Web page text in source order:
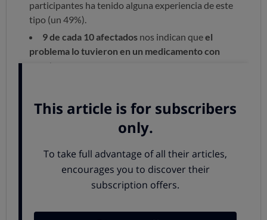
participantes ha tenido alguna experiencia de este
tipo (un 49%).
9 de cada 10 afectados nos indican queel
problema lo tuvieron en un medicamento con
receta
Al indagar sobre los medicamentos y agruparlos por su
fármacosantiinfecciosos, los que sirven para el sistema